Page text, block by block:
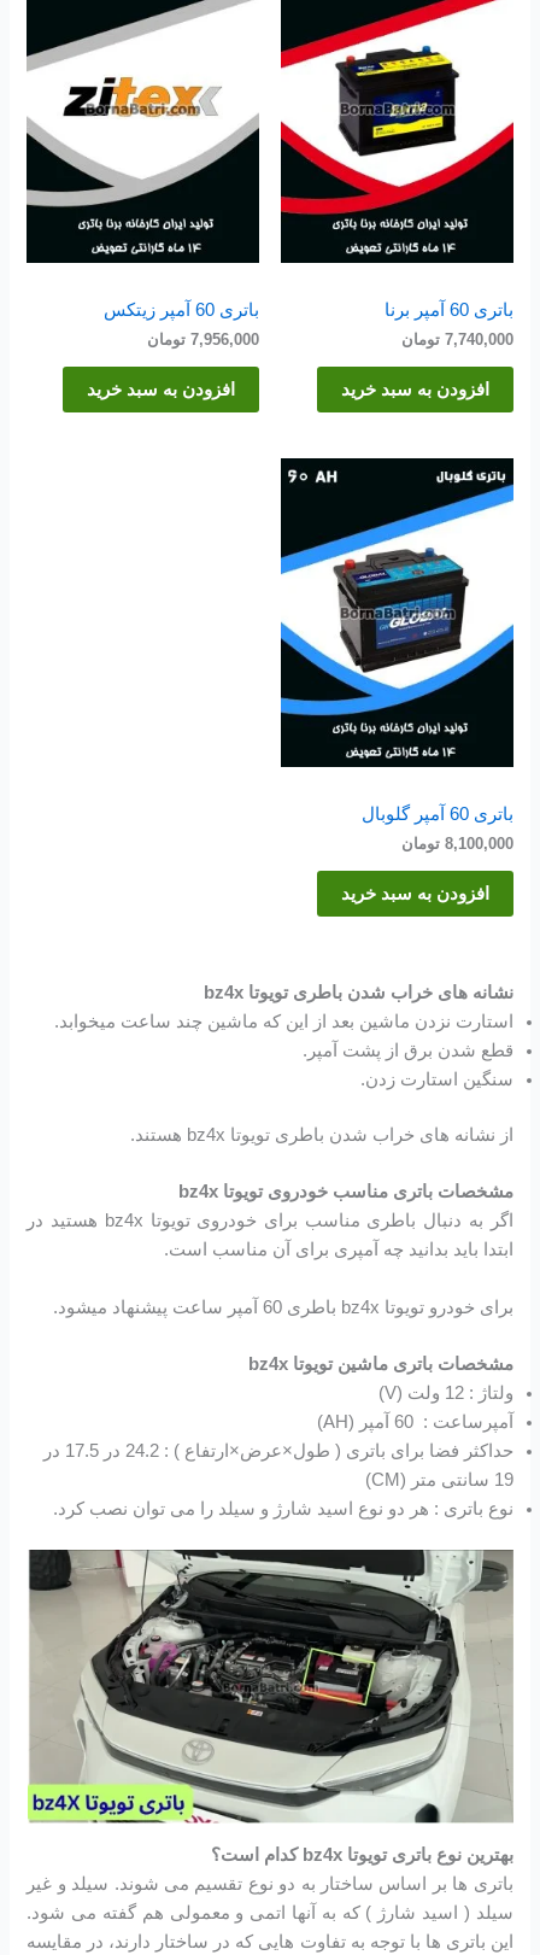
باتری 60 آمپر برنا
7,740,000 تومان
افزودن به سبد خرید
باتری 60 آمپر زیتکس
7,956,000 تومان
افزودن به سبد خرید
باتری 60 آمپر گلوبال
8,100,000 تومان
افزودن به سبد خرید
نشانه های خراب شدن باطری تویوتا bz4x
استارت نزدن ماشین بعد از این که ماشین چند ساعت میخوابد.
قطع شدن برق از پشت آمپر.
سنگین استارت زدن.
از نشانه های خراب شدن باطری تویوتا bz4x هستند.
مشخصات باتری مناسب خودروی تویوتا bz4x
اگر به دنبال باطری مناسب برای خودروی تویوتا bz4x هستید در
ابتدا باید بدانید چه آمپری برای آن مناسب است.
برای خودرو تویوتا bz4x باطری 60 آمپر ساعت پیشنهاد میشود.
مشخصات باتری ماشین تویوتا bz4x
ولتاژ : 12 ولت (V)
آمپرساعت : 60 آمپر (AH)
حداکثر فضا برای باتری ( طول×عرض×ارتفاع ) : 24.2 در 17.5 در
19 سانتی متر (CM)
نوع باتری : هر دو نوع اسید شارژ و سیلد را می توان نصب کرد.
بهترین نوع باتری تویوتا bz4x
کدام است؟
باتری ها بر اساس ساختار به دو نوع تقسیم می شوند. سیلد و غیر
سیلد ( اسید شارژ ) که به آنها اتمی و معمولی هم گفته می شود.
این باتری ها با توجه به تفاوت هایی که در ساختار دارند، در مقایسه